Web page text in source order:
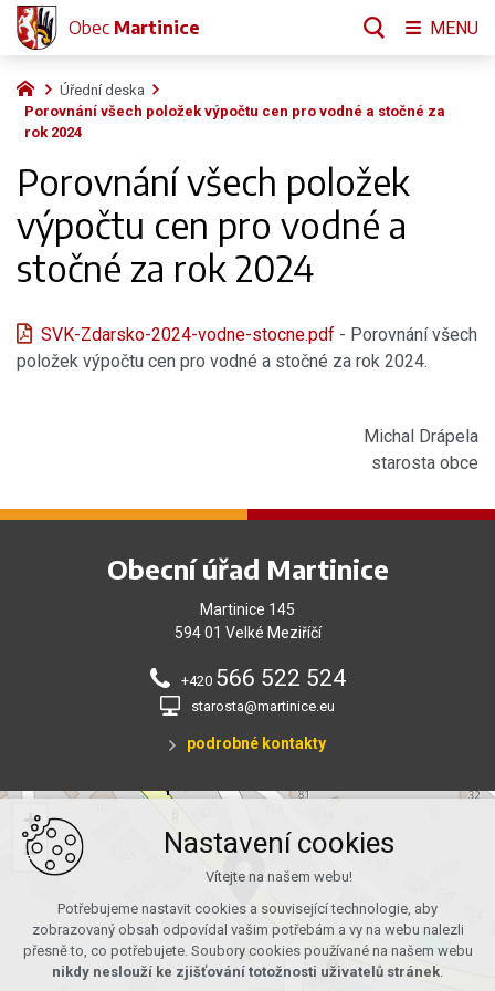
Úřední deska
Porovnání všech položek výpočtu cen pro vodné a stočné za
rok 2024
Porovnání všech položek
výpočtu cen pro vodné a
stočné za rok 2024
SVK-Zdarsko-2024-vodne-stocne.pdf- Porovnání všech
položek výpočtu cen pro vodné a stočné za rok 2024.
Michal Drápela
starosta obce
Obecní úřad Martinice
Martinice 145
594 01 Velké Meziříčí
+420 566 522 524
starosta@martinice.eu
podrobné kontakty
+
−
Obec Martinice MENU
Nastavení cookies
Vítejte na našem webu!
Potřebujeme nastavit cookies a související technologie, aby
zobrazovaný obsah odpovídal vašim potřebám a vy na webu nalezli
přesně to, co potřebujete. Soubory cookies používané na našem webu
nikdy neslouží ke zjišťování totožnosti uživatelů stránek.